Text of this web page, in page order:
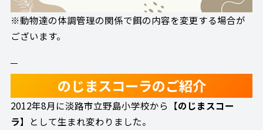
※動物達の体調管理の関係で餌の内容を変更する場合が
ございます。
のじまスコーラのご紹介
2012年8月に淡路市立野島小学校から【のじまスコー
ラ】として生まれ変わりました。